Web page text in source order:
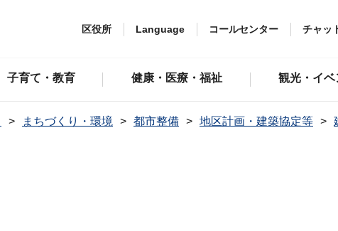
区役所 Language コールセンター チャッ
子育て・教育 健康・医療・福祉 観光・イベ
まちづくり・環境 都市整備 地区計画・建築協定等